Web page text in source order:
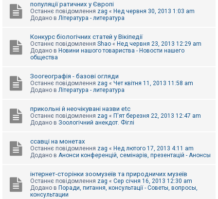
ш
к
м
г
популяції ратичних у Європі
Останнє повідомлення zag « Нед червня 30, 2013 1:03 am
Додано в Література - литература
Конкурс біологічних статей у Вікіпедії
Останнє повідомлення Shao « Нед червня 23, 2013 12:29 am
Додано в Новини нашого товариства - Новости нашего
общества
Зоогеографія - базові огляди
Останнє повідомлення zag « Чет квітня 11, 2013 11:58 am
Додано в Література - литература
прикольні й неочікувані назви etc
Останнє повідомлення zag « П'ят березня 22, 2013 12:47 am
Додано в Зоологічний анекдот. Фіглі
ссавці на монетах
Останнє повідомлення zag « Нед лютого 17, 2013 4:11 am
Додано в Анонси конференцій, семінарів, презентацій - Анонсы
інтернет-сторінки зоомузеїв та природничих музеїв
Останнє повідомлення zag « Сер січня 16, 2013 12:30 am
Додано в Поради, питання, консультації - Советы, вопросы,
консультации